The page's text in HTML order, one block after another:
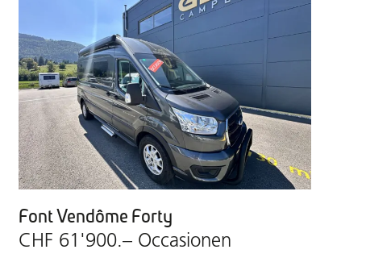
Font Vendôme Forty
CHF 61'900.– Occasionen